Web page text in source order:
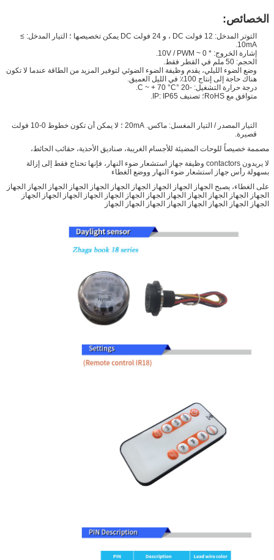
الخصائص:
التوتر المدخل: 12 فولت DC ، و 24 فولت DC يمكن تخصيصها ؛ التيار المدخل: ≥
10mA.
إشارة الخروج: * 0 ~ 10V / PWM.
الحجم: 50 ملم في القطر فقط.
وضع الضوء الليلي، يقدم وظيفة الضوء الضوئي لتوفير المزيد من الطاقة عندما لا تكون
هناك حاجة إلى إنتاج 100٪ في الليل العميق.
درجة حرارة التشغيل: -20 °C ~ + 70 °C.
متوافق مع RoHS؛ تصنيف IP: IP65.
التيار المصدر / التيار المغسل: ماكس. 20mA ؛ لا يمكن أن تكون خطوط 0-10 فولت
قصيرة.
مصممة خصيصاً للوحات المضيئة للأجسام الغريبة، صناديق الأحذية، حقائب الحائط،
لا يريدون contactors وظيفة جهاز استشعار ضوء النهار، فإنها تحتاج فقط إلى إزالة
بسهولة رأس جهاز استشعار ضوء النهار ووضع الغطاء
على الغطاء، يصبح الجهاز الجهاز الجهاز الجهاز الجهاز الجهاز الجهاز الجهاز الجهاز الجهاز
الجهاز الجهاز الجهاز الجهاز الجهاز الجهاز الجهاز الجهاز الجهاز الجهاز الجهاز الجهاز
الجهاز الجهاز الجهاز الجهاز الجهاز الجهاز الجهاز الجهاز